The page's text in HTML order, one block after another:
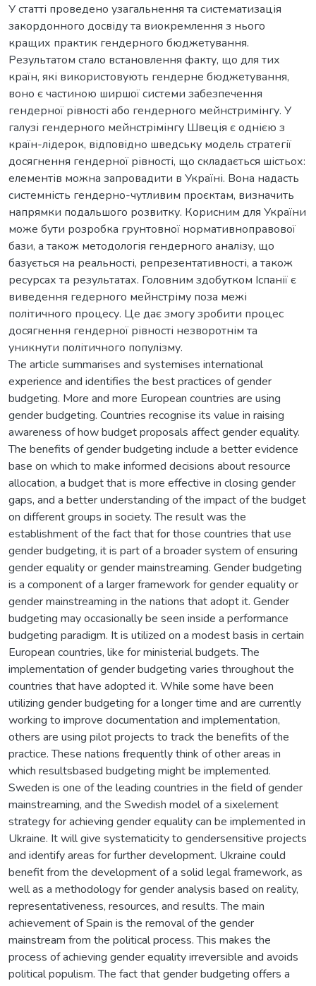
У статті проведено узагальнення та систематизація
закордонного досвіду та виокремлення з нього
кращих практик гендерного бюджетування.
Результатом стало встановлення факту, що для тих
країн, які використовують гендерне бюджетування,
воно є частиною ширшої системи забезпечення
гендерної рівності або гендерного мейнстримінгу. У
галузі гендерного мейнстрімінгу Швеція є однією з
країн-лідерок, відповідно шведську модель стратегії
досягнення гендерної рівності, що складається шістьох:
елементів можна запровадити в Україні. Вона надасть
системність гендерно-чутливим проєктам, визначить
напрямки подальшого розвитку. Корисним для України
може бути розробка грунтовної нормативноправової
бази, а також методологія гендерного аналізу, що
базується на реальності, репрезентативності, а також
ресурсах та результатах. Головним здобутком Іспанії є
виведення гедерного мейнстріму поза межі
політичного процесу. Це дає змогу зробити процес
досягнення гендерної рівності незворотнім та
уникнути політичного популізму.
The article summarises and systemises international
experience and identifies the best practices of gender
budgeting. More and more European countries are using
gender budgeting. Countries recognise its value in raising
awareness of how budget proposals affect gender equality.
The benefits of gender budgeting include a better evidence
base on which to make informed decisions about resource
allocation, a budget that is more effective in closing gender
gaps, and a better understanding of the impact of the budget
on different groups in society. The result was the
establishment of the fact that for those countries that use
gender budgeting, it is part of a broader system of ensuring
gender equality or gender mainstreaming. Gender budgeting
is a component of a larger framework for gender equality or
gender mainstreaming in the nations that adopt it. Gender
budgeting may occasionally be seen inside a performance
budgeting paradigm. It is utilized on a modest basis in certain
European countries, like for ministerial budgets. The
implementation of gender budgeting varies throughout the
countries that have adopted it. While some have been
utilizing gender budgeting for a longer time and are currently
working to improve documentation and implementation,
others are using pilot projects to track the benefits of the
practice. These nations frequently think of other areas in
which resultsbased budgeting might be implemented.
Sweden is one of the leading countries in the field of gender
mainstreaming, and the Swedish model of a sixelement
strategy for achieving gender equality can be implemented in
Ukraine. It will give systematicity to gendersensitive projects
and identify areas for further development. Ukraine could
benefit from the development of a solid legal framework, as
well as a methodology for gender analysis based on reality,
representativeness, resources, and results. The main
achievement of Spain is the removal of the gender
mainstream from the political process. This makes the
process of achieving gender equality irreversible and avoids
political populism. The fact that gender budgeting offers a